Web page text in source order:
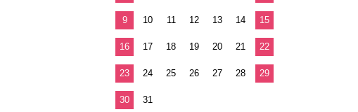
9 10 11 12 13 14 15
16 17 18 19 20 21 22
23 24 25 26 27 28 29
30 31